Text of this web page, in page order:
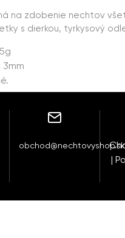
na zdobenie nechtov
s dierkou, tyrkysový
3mm
obchod@nechtovyshop.sk
|